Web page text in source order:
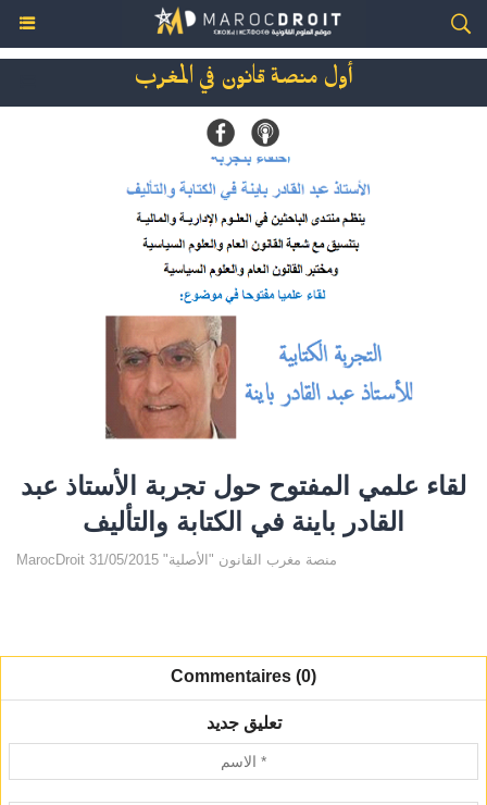
أول منصة قانون في المغرب
لقاء علمي المفتوح حول تجربة الأستاذ عبد
القادر باينة في الكتابة والتأليف‎
MarocDroit منصة مغرب القانون "الأصلية" 31/05/2015
Commentaires (0)
تعليق جديد